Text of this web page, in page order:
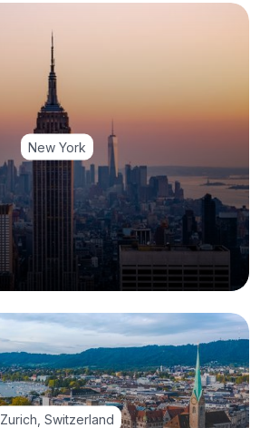
New York
Zurich, Switzerland